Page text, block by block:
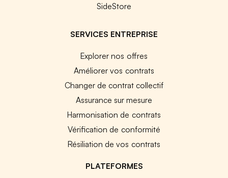
SideStore
SERVICES ENTREPRISE
Explorer nos offres
Améliorer vos contrats
Changer de contrat collectif
Assurance sur mesure
Harmonisation de contrats
Vérification de conformité
Résiliation de vos contrats
PLATEFORMES